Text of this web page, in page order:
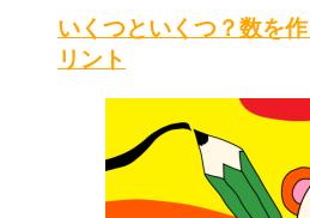
いくつといくつ？数を
リント